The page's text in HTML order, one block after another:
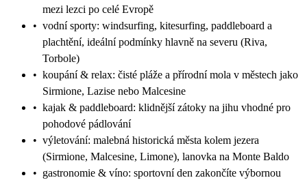
mezi lezci po celé Evropě
• vodní sporty: windsurfing, kitesurfing, paddleboard a
plachtění, ideální podmínky hlavně na severu (Riva,
Torbole)
• koupání & relax: čisté pláže a přírodní mola v městech jako
Sirmione, Lazise nebo Malcesine
• kajak & paddleboard: klidnější zátoky na jihu vhodné pro
pohodové pádlování
• výletování: malebná historická města kolem jezera
(Sirmione, Malcesine, Limone), lanovka na Monte Baldo
• gastronomie & víno: sportovní den zakončíte výbornou